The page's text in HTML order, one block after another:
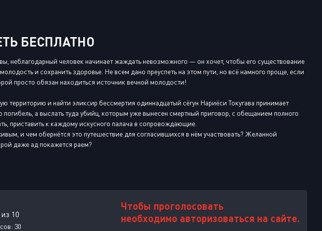
БЕСПЛАТНО
неблагодарный человек начинает жаждать невозможного — он хочет, чтобы его существование
и сохранить здоровье. Не всем дано преуспеть на этом пути, но всё намного проще, если
просто обязан находиться источник вечной молодости!
территорию и найти эликсир бессмертия одиннадцатый сёгун Нариёси Токугава принимает
а выслать туда убийц, которым уже вынесен смертный приговор, с обещанием полного
приставить к каждому искусного палача в сопровождающие.
и чем обернётся это путешествие для согласившихся в нём участвовать? Желанной
даже ад покажется раем?
из 10
30
Чтобы проголосовать
необходимо авторизоваться на сайте.